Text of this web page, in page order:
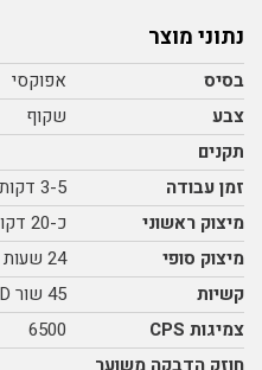
נתוני מוצר
בסיס
אפוקסי
צבע
שקוף
תקנים
זמן עבודה
3-5 דקות
מיצוק ראשוני
כ-20 דקות
מיצוק סופי
24 שעות ב-23 מעלות צלזיוס
קשיות
45 שור D
צמיגות CPS
6500
חוזק הדבקה משוער